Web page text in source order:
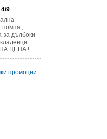
4/9
помпа ,
за дълбоки
.
ЦЕНА !
промоции